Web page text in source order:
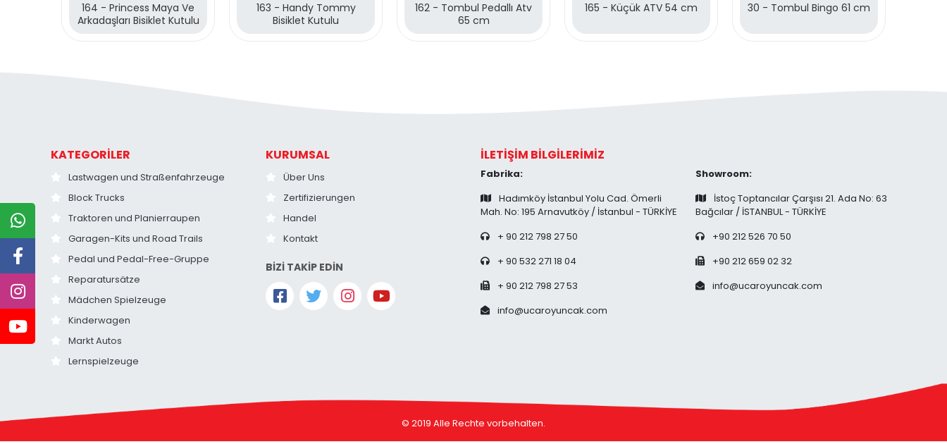
164 - Princess Maya Ve
Arkadaşları Bisiklet Kutulu
163 - Handy Tommy
Bisiklet Kutulu
162 - Tombul Pedallı Atv
65 cm
165 - Küçük ATV 54 cm 30 - Tombul Bingo 61 cm
KATEGORİLER
Lastwagen und Straßenfahrzeuge
Block Trucks
Traktoren und Planierraupen
Garagen-Kits und Road Trails
Pedal und Pedal-Free-Gruppe
Reparatursätze
Mädchen Spielzeuge
Kinderwagen
Markt Autos
Lernspielzeuge
KURUMSAL
Über Uns
Zertifizierungen
Handel
Kontakt
BİZİ TAKİP EDİN
İLETİŞİM BİLGİLERİMİZ
Fabrika:
Hadımköy İstanbul Yolu Cad. Ömerli
Mah. No: 195 Arnavutköy / İstanbul - TÜRKİYE
+ 90 212 798 27 50
+ 90 532 271 18 04
+ 90 212 798 27 53
info@ucaroyuncak.com
Showroom:
İstoç Toptancılar Çarşısı 21. Ada No: 63
Bağcılar / İSTANBUL - TÜRKİYE
+90 212 526 70 50
+90 212 659 02 32
info@ucaroyuncak.com
© 2019 Alle Rechte vorbehalten.